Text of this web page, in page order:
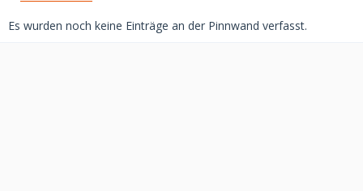
Es wurden noch keine Einträge an der Pinnwand verfasst.